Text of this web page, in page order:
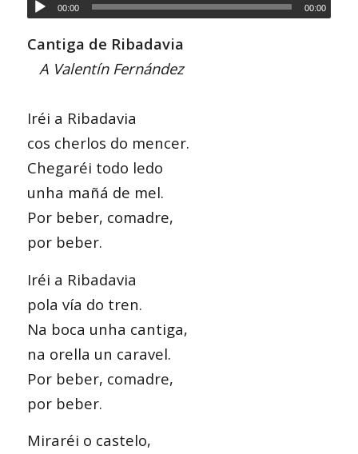
00:00 00:00
Cantiga de Ribadavia
A Valentín Fernández
Iréi a Ribadavia
cos cherlos do mencer.
Chegaréi todo ledo
unha mañá de mel.
Por beber, comadre,
por beber.
Iréi a Ribadavia
pola vía do tren.
Na boca unha cantiga,
na orella un caravel.
Por beber, comadre,
por beber.
Miraréi o castelo,